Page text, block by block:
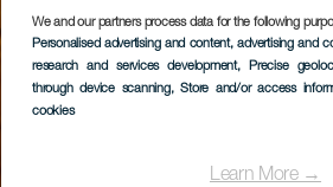
We and our partners process data for the following
Personalised advertising and content, advertising and
research and services development, Precise
through device scanning, Store and/or access
cookies
Learn More →